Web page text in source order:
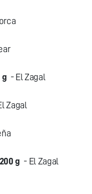
g - El Zagal
Zagal
g - El Zagal